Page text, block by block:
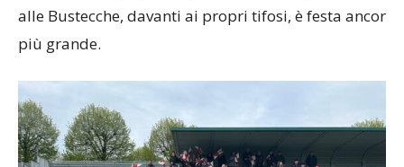
alle Bustecche, davanti ai propri tifosi, è festa ancor
più grande.